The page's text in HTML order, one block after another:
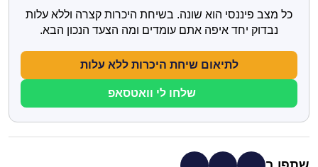
כל מצב פיננסי הוא שונה. בשיחת היכרות קצרה וללא עלות
נבדוק יחד איפה אתם עומדים ומה הצעד הנכון הבא.
לתיאום שיחת היכרות ללא עלות
שלחו לי וואטסאפ